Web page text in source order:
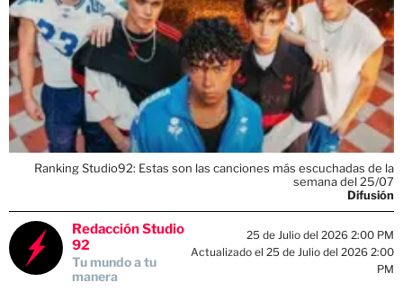
Ranking Studio92: Estas son las canciones más escuchadas de la
semana del 25/07
Difusión
Redacción Studio
92
Tu mundo a tu
manera
25 de Julio del 2026 2:00 PM
Actualizado el 25 de Julio del 2026 2:00
PM